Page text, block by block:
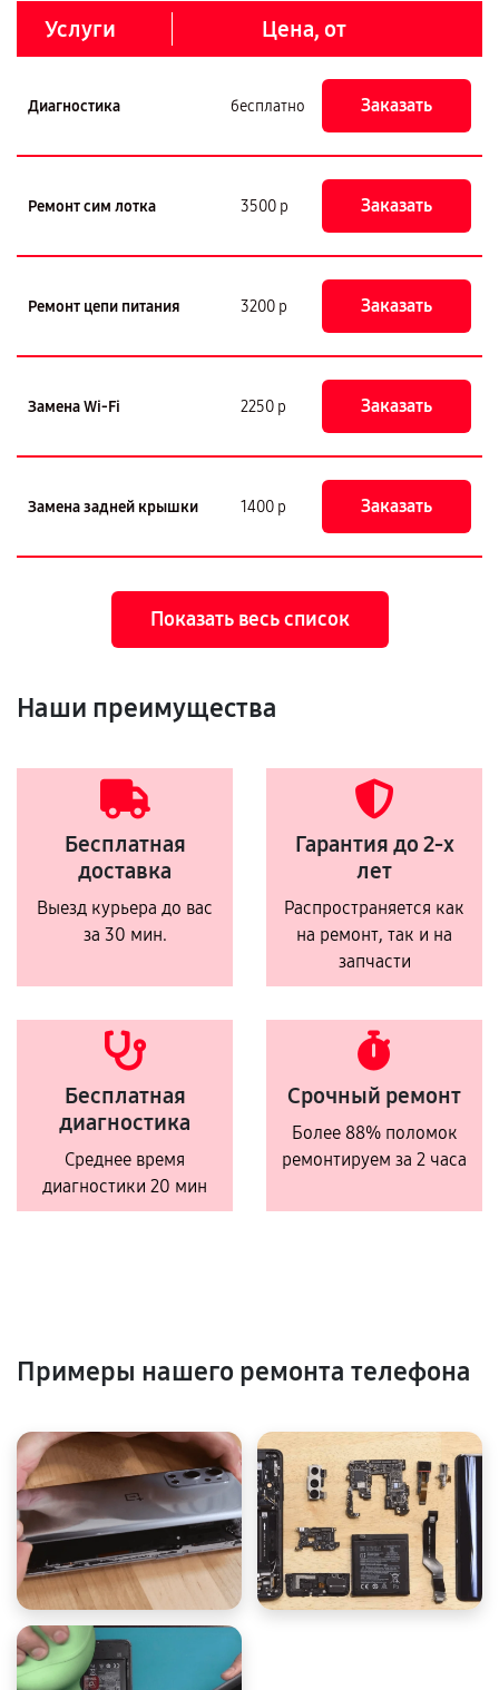
Услуги Цена, от
Диагностика бесплатно Заказать
Ремонт сим лотка 3500 р Заказать
Ремонт цепи питания 3200 р Заказать
Замена Wi-Fi 2250 р Заказать
Замена задней крышки 1400 р Заказать
Показать весь список
Наши преимущества
Бесплатная
доставка
Выезд курьера до вас
за 30 мин.
Гарантия до 2-х
лет
Распространяется как
на ремонт, так и на
запчасти
Бесплатная
диагностика
Среднее время
диагностики 20 мин
Срочный ремонт
Более 88% поломок
ремонтируем за 2 часа
Примеры нашего ремонта телефона